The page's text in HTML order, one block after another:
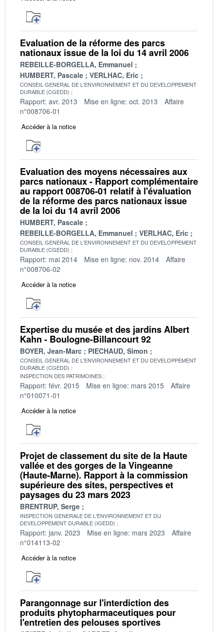
Evaluation de la réforme des parcs
nationaux issue de la loi du 14 avril 2006
REBEILLE-BORGELLA, Emmanuel
HUMBERT, Pascale
VERLHAC, Eric
CONSEIL GENERAL DE L'ENVIRONNEMENT ET DU DEVELOPPEMENT
DURABLE (CGEDD)
Rapport: avr. 2013 Mise en ligne: oct. 2013
Affaire
n°008706-01
Accéder à la notice
Evaluation des moyens nécessaires aux
parcs nationaux - Rapport complémentaire
au rapport 008706-01 relatif à l'évaluation
de la réforme des parcs nationaux issue
de la loi du 14 avril 2006
HUMBERT, Pascale
REBEILLE-BORGELLA, Emmanuel
VERLHAC, Eric
CONSEIL GENERAL DE L'ENVIRONNEMENT ET DU DEVELOPPEMENT
DURABLE (CGEDD)
Rapport: mai 2014 Mise en ligne: nov. 2014
Affaire
n°008706-02
Accéder à la notice
Expertise du musée et des jardins Albert
Kahn - Boulogne-Billancourt 92
BOYER, Jean-Marc PIECHAUD, Simon
CONSEIL GENERAL DE L'ENVIRONNEMENT ET DU DEVELOPPEMENT
DURABLE (CGEDD)
INSPECTION DES PATRIMOINES
Rapport: févr. 2015 Mise en ligne: mars 2015
Affaire
n°010071-01
Accéder à la notice
Projet de classement du site de la Haute
vallée et des gorges de la Vingeanne
(Haute-Marne). Rapport à la commission
supérieure des sites, perspectives et
paysages du 23 mars 2023
BRENTRUP, Serge
INSPECTION GENERALE DE L'ENVIRONNEMENT ET DU
DEVELOPPEMENT DURABLE (IGEDD)
Rapport: janv. 2023 Mise en ligne: mars 2023
Affaire
n°014113-02
Accéder à la notice
Parangonnage sur l'interdiction des
produits phytopharmaceutiques pour
l'entretien des pelouses sportives